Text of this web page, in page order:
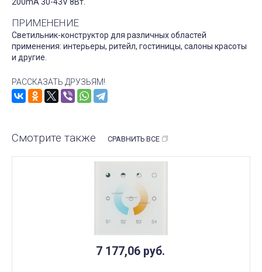
ПРИМЕНЕНИЕ
Светильник-конструктор для различных областей
применения: интерьеры, ритейл, гостиницы, салоны красоты
и другие.
РАССКАЗАТЬ ДРУЗЬЯМ!
Смотрите также СРАВНИТЬ ВСЕ
7 177,06 руб.